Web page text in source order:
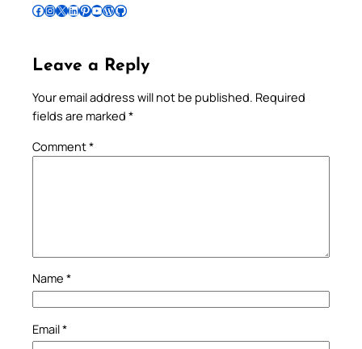
Follow Pradeep on Facebook Follow Pradeep on InstagramFollow Pradeep on X Follow Pradeep on LinkedIn Follow Pradeep on Pinterest Subscribe to Pradeep’s Youtube Channel Follow Pradeep on WordPress Follow Pradeep on GitHub
Leave a Reply
Your email address will not be published. Required
fields are marked *
Comment*
Name *
Email*